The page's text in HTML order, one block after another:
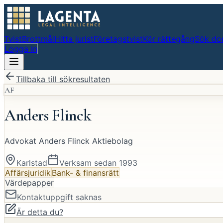
TvistBrottmålHitta juristFöretagstvistKör rättegångSök
Logga in
Tillbaka till sökresultaten
AF
Anders Flinck
Advokat Anders Flinck Aktiebolag
Karlstad Verksam sedan 1993
Affärsjuridik Bank- & finansrätt
Värdepapper
Kontaktuppgift saknas
Är detta du?